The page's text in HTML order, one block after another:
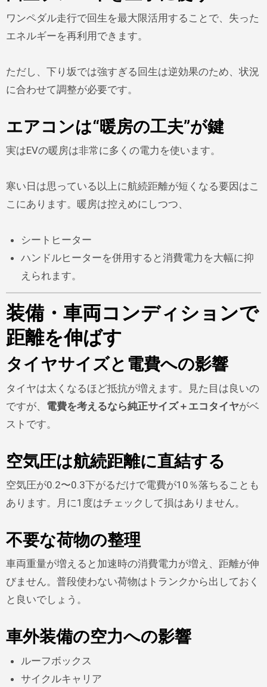
ワンペダル走行で回生を最大限活用することで、失った
エネルギーを再利用できます。
ただし、下り坂では強すぎる回生は逆効果のため、状況
に合わせて調整が必要です。
エアコンは“暖房の工夫”が鍵
実はEVの暖房は非常に多くの電力を使います。
寒い日は思っている以上に航続距離が短くなる要因はこ
こにあります。暖房は控えめにしつつ、
シートヒーター
ハンドルヒーターを併用すると消費電力を大幅に抑
えられます。
装備・車両コンディションで
距離を伸ばす
タイヤサイズと電費への影響
タイヤは太くなるほど抵抗が増えます。見た目は良いの
ですが、 電費を考えるなら純正サイズ＋エコタイヤがベ
ストです。
空気圧は航続距離に直結する
空気圧が0.2〜0.3下がるだけで電費が10％落ちることも
あります。月に1度はチェックして損はありません。
不要な荷物の整理
車両重量が増えると加速時の消費電力が増え、距離が伸
びません。普段使わない荷物はトランクから出しておく
と良いでしょう。
車外装備の空力への影響
ルーフボックス
サイクルキャリア